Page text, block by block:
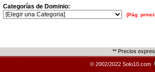
Categorías de Dominio:
[Pág.
** Precios
© 2002/2022 Solo10.com